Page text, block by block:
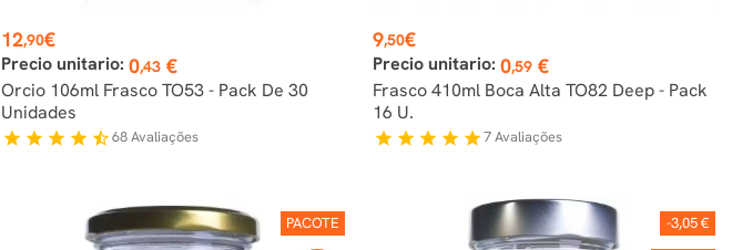
Preço
12,90€
Precio unitario: 0,43 €
Orcio 106ml Frasco TO53 - Pack De 30
Unidades
star star star star star_half68Avaliações
Preço
9,50€
Precio unitario: 0,59€
Frasco 410ml Boca Alta TO82 Deep - Pack
16 U.
star star star star star7Avaliações
PACOTE
-3,05 €